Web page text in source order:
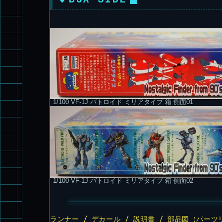
1/100 VF-1J バトロイド ミリアタイプ 箱 側面01
1/100 VF-1J バトロイド ミリアタイプ 箱 側面02
ランナー / デカール / 説明書 / 部品図（パーツ